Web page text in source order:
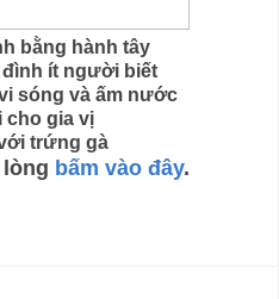
bằng hành tây
đình ít người biết
sóng và ấm nước
cho gia vị
trứng gà
bấm vào đây.